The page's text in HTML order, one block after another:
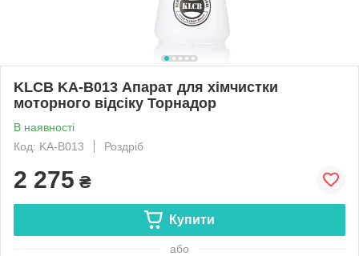
KLCB KA-B013 Апарат для хімчистки
моторного відсіку Торнадор
В наявності
Код: KA-B013
Роздріб
2 275 ₴
Купити
або